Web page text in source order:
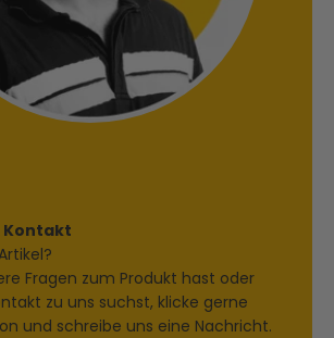
Kontakt
Fragen zum Produkt hast oder
zu uns suchst, klicke gerne
und schreibe uns eine Nachricht.